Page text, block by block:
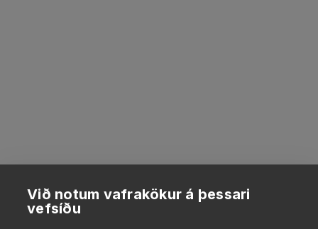
Við notum vafrakökur á þessari
vefsíðu